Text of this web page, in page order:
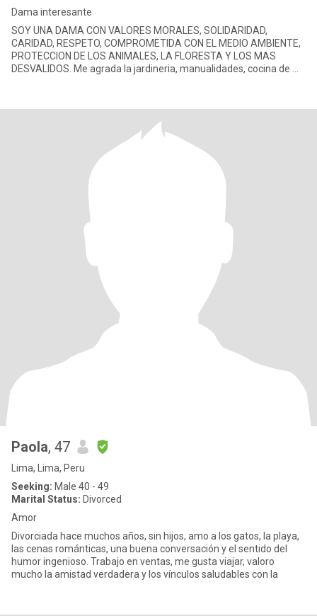
Dama interesante
SOY UNA DAMA CON VALORES MORALES, SOLIDARIDAD,
CARIDAD, RESPETO, COMPROMETIDA CON EL MEDIO AMBIENTE,
PROTECCION DE LOS ANIMALES, LA FLORESTA Y LOS MAS
DESVALIDOS. Me agrada la jardineria, manualidades, cocina de mi
Paola, 47
Lima, Lima, Peru
Seeking: Male 40 - 49
Marital Status: Divorced
Amor
Divorciada hace muchos años, sin hijos, amo a los gatos, la playa,
las cenas románticas, una buena conversación y el sentido del
humor ingenioso. Trabajo en ventas, me gusta viajar, valoro
mucho la amistad verdadera y los vínculos saludables con la